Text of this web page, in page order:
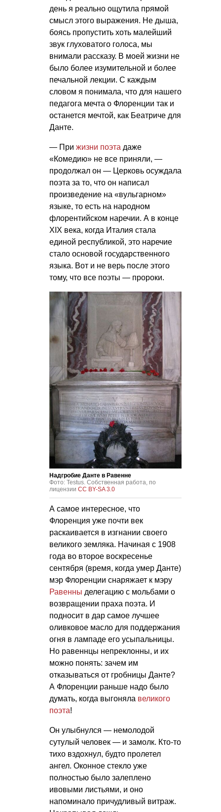
день я реально ощутила прямой
смысл этого выражения. Не дыша,
боясь пропустить хоть малейший
звук глуховатого голоса, мы
внимали рассказу. В моей жизни не
было более изумительной и более
печальной лекции. С каждым
словом я понимала, что для нашего
педагога мечта о Флоренции так и
останется мечтой, как Беатриче для
Данте.
— При жизни поэта даже
«Комедию» не все приняли, —
продолжал он — Церковь осуждала
поэта за то, что он написал
произведение на «вульгарном»
языке, то есть на народном
флорентийском наречии. А в конце
XIX века, когда Италия стала
единой республикой, это наречие
стало основой государственного
языка. Вот и не верь после этого
тому, что все поэты — пророки.
Надгробие Данте в Равенне
Фото: Testus. Собственная работа, по
лицензии CC BY-SA 3.0
А самое интересное, что
Флоренция уже почти век
раскаивается в изгнании своего
великого земляка. Начиная с 1908
года во второе воскресенье
сентября (время, когда умер Данте)
мэр Флоренции снаряжает к мэру
Равенны делегацию с мольбами о
возвращении праха поэта. И
подносит в дар самое лучшее
оливковое масло для поддержания
огня в лампаде его усыпальницы.
Но равеннцы непреклонны, и их
можно понять: зачем им
отказываться от гробницы Данте?
А Флоренции раньше надо было
думать, когда выгоняла великого
поэта!
Он улыбнулся — немолодой
сутулый человек — и замолк. Кто-то
тихо вздохнул, будто пролетел
ангел. Оконное стекло уже
полностью было залеплено
ивовыми листьями, и оно
напоминало причудливый витраж.